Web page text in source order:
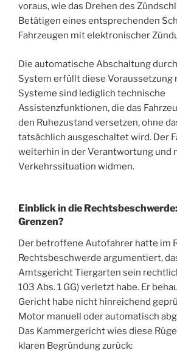
voraus, wie das Drehen des
Betätigen eines entsprechenden
Fahrzeugen mit elektronischer
Die automatische Abschaltung
System erfüllt diese Voraussetzung
Systeme sind lediglich technische
Assistenzfunktionen, die das
den Ruhezustand versetzen, ohne
tatsächlich ausgeschaltet wird. Der
weiterhin in der Verantwortung und
Verkehrssituation widmen.
Einblick in die
Grenzen?
Der betroffene Autofahrer hatte im
Rechtsbeschwerde argumentiert,
Amtsgericht Tiergarten sein
103 Abs. 1 GG) verletzt habe. Er
Gericht habe nicht hinreichend
Motor manuell oder automatisch
Das Kammergericht wies diese
klaren Begründung zurück: